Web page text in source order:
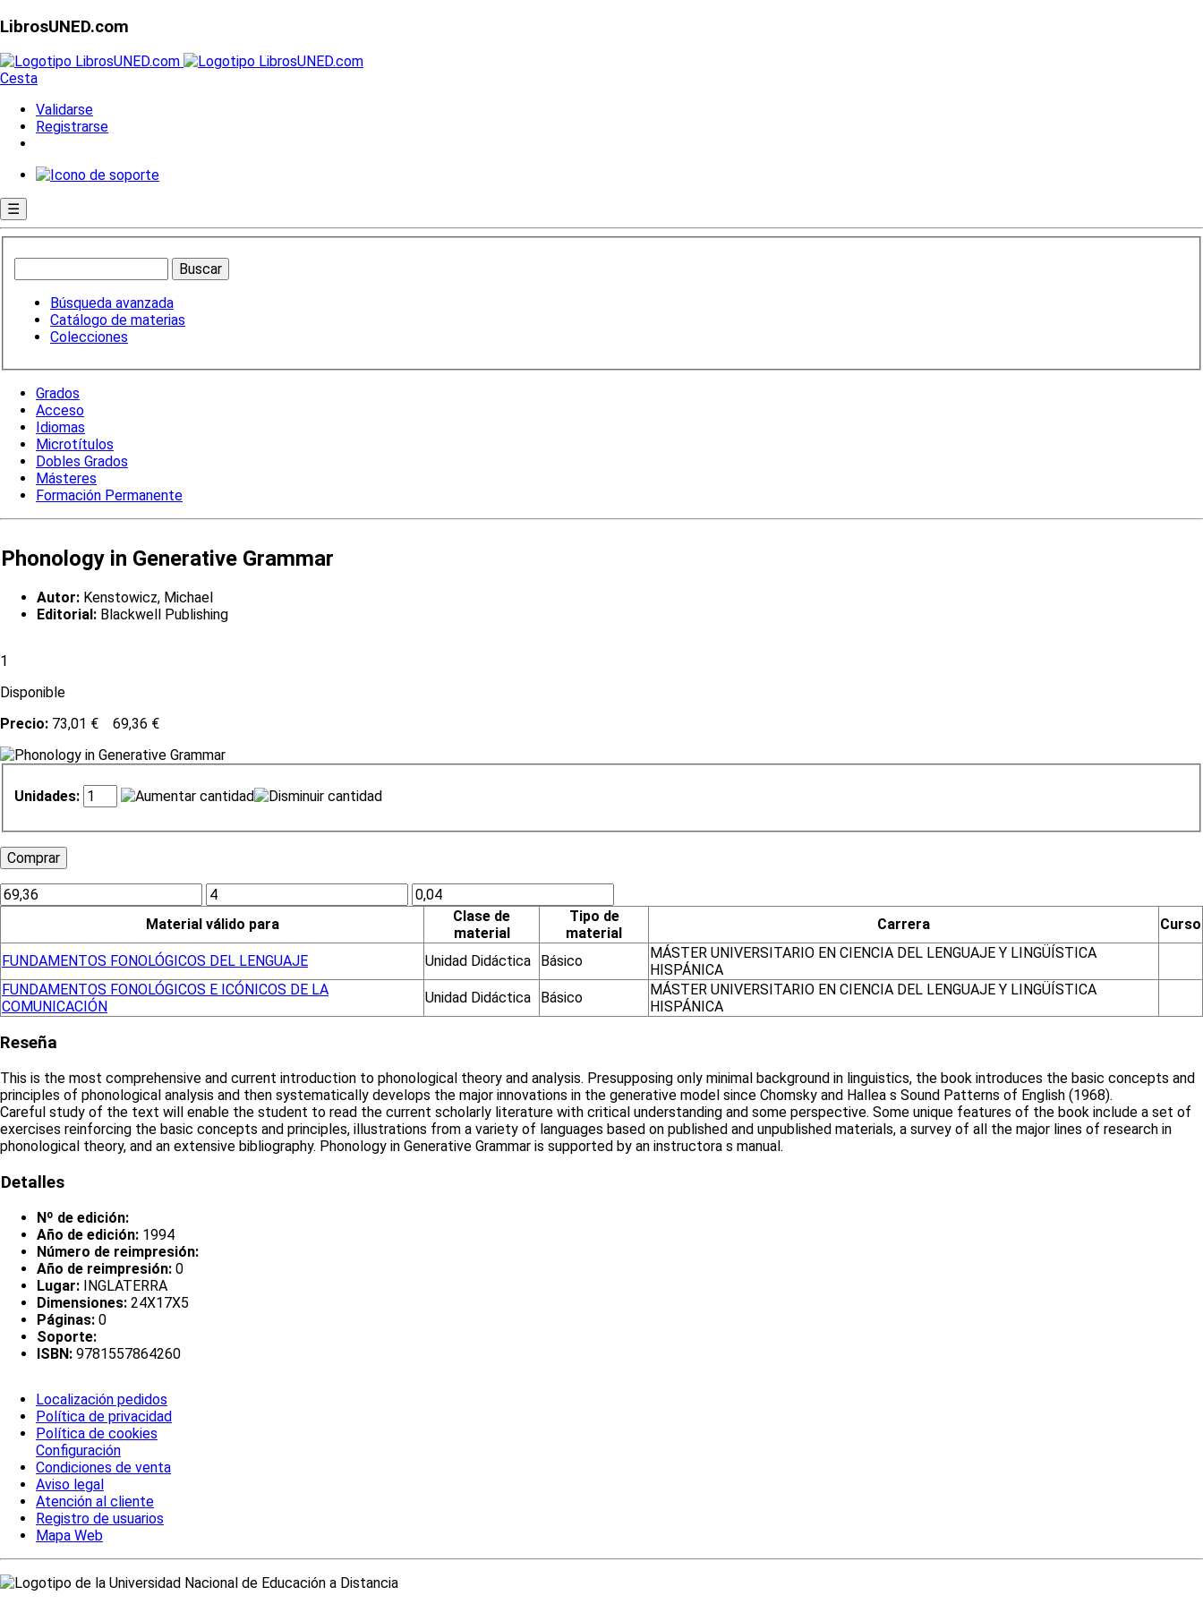
LibrosUNED.com
Cesta
Validarse
Registrarse
☰
Búsqueda avanzada
Catálogo de materias
Colecciones
Grados
Acceso
Idiomas
Microtítulos
Dobles Grados
Másteres
Formación Permanente
Phonology in Generative Grammar
Autor: Kenstowicz, Michael
Editorial: Blackwell Publishing
1
Disponible
Precio: 73,01 € 69,36 €
Unidades:
Material válido para
Clase de
material
Tipo de
material
Carrera Curso
FUNDAMENTOS FONOLÓGICOS DEL LENGUAJE Unidad Didáctica Básico
MÁSTER UNIVERSITARIO EN CIENCIA DEL LENGUAJE Y LINGÜÍSTICA
HISPÁNICA
FUNDAMENTOS FONOLÓGICOS E ICÓNICOS DE LA
COMUNICACIÓN
Unidad Didáctica Básico
MÁSTER UNIVERSITARIO EN CIENCIA DEL LENGUAJE Y LINGÜÍSTICA
HISPÁNICA
Reseña
This is the most comprehensive and current introduction to phonological theory and analysis. Presupposing only minimal background in linguistics, the book introduces the basic concepts and
principles of phonological analysis and then systematically develops the major innovations in the generative model since Chomsky and Hallea s Sound Patterns of English (1968).
Careful study of the text will enable the student to read the current scholarly literature with critical understanding and some perspective. Some unique features of the book include a set of
exercises reinforcing the basic concepts and principles, illustrations from a variety of languages based on published and unpublished materials, a survey of all the major lines of research in
phonological theory, and an extensive bibliography. Phonology in Generative Grammar is supported by an instructora s manual.
Detalles
Nº de edición:
Año de edición: 1994
Número de reimpresión:
Año de reimpresión: 0
Lugar: INGLATERRA
Dimensiones: 24X17X5
Páginas: 0
Soporte:
ISBN: 9781557864260
Localización pedidos
Política de privacidad
Política de cookies
Configuración
Condiciones de venta
Aviso legal
Atención al cliente
Registro de usuarios
Mapa Web